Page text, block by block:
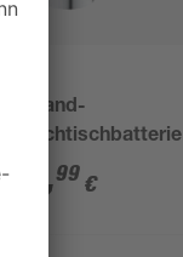
Einhand-
Waschtischbatterie
'Start' chromfarben
74 ,99 €